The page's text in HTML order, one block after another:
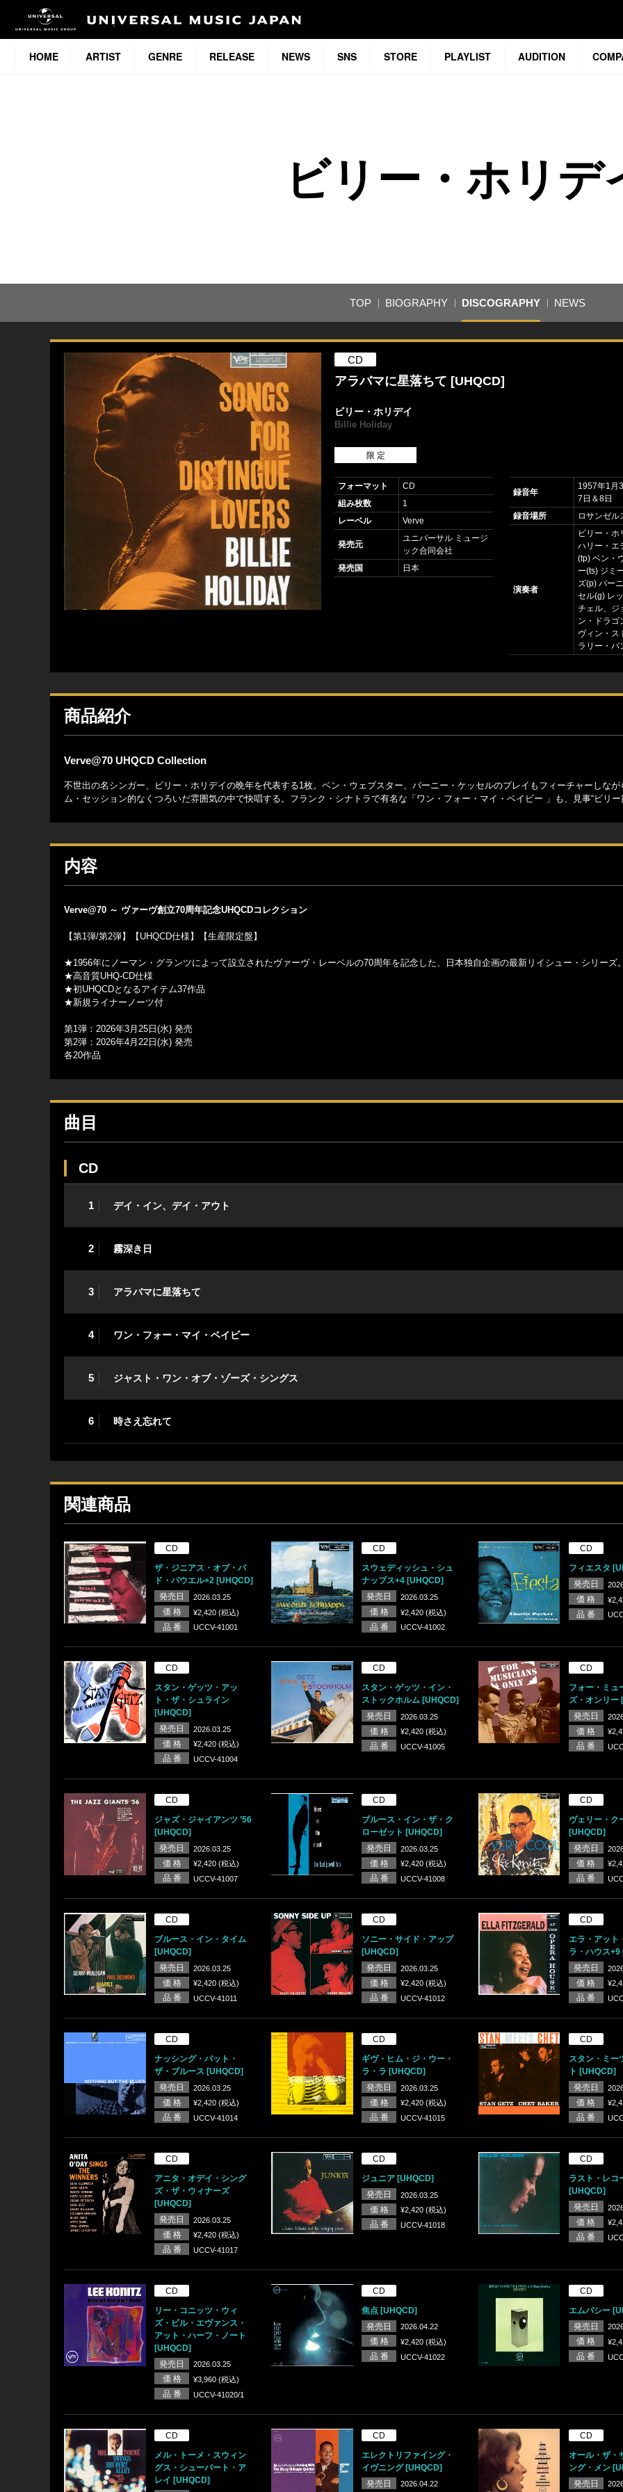
HOME ARTIST GENRE RELEASE NEWS SNS STORE PLAYLIST AUDITION
ビリー・ホリデ
TOP BIOGRAPHY DISCOGRAPHY NEWS
CD
アラバマに星落ちて [UHQCD]
ビリー・ホリデイ
Billie Holiday
限 定
フォーマット
CD
組み枚数
1
レーベル
Verve
発売元
ユニバーサル ミュージ
ック合同会社
発売国
日本
録音年
1957年1月
7日＆8日
録音場所
ロサンゼル
演奏者
ビリー・ホ
ハリー・エ
(tp) ベン・
ー(ts) ジミ
ズ(p) バー
セル(g) レ
チェル、ジ
ン・ドラゴ
ヴィン・ス
ラリー・バ
商品紹介
Verve@70 UHQCD Collection
不世出の名シンガー、ビリー・ホリデイの晩年を代表する1枚。ベン・ウェブスター、バーニー・ケッセルのプレイもフィーチャーしなが
ム・セッション的なくつろいだ雰囲気の中で快唱する。フランク・シナトラで有名な「ワン・フォー・マイ・ベイビー 」も、見事“ビリー
内容
Verve@70 ～ ヴァーヴ創立70周年記念UHQCDコレクション
【第1弾/第2弾】【UHQCD仕様】【生産限定盤】
★1956年にノーマン・グランツによって設立されたヴァーヴ・レーベルの70周年を記念した、日本独自企画の最新リイシュー・シリーズ
★高音質UHQ-CD仕様
★初UHQCDとなるアイテム37作品
★新規ライナーノーツ付
第1弾：2026年3月25日(水) 発売
第2弾：2026年4月22日(水) 発売
各20作品
曲目
CD
1 デイ・イン、デイ・アウト
2 霧深き日
3 アラバマに星落ちて
4 ワン・フォー・マイ・ベイビー
5 ジャスト・ワン・オブ・ゾーズ・シングス
6 時さえ忘れて
関連商品
CD
ザ・ジニアス・オブ・バ
ド・パウエル+2 [UHQCD]
発売日
2026.03.25
価 格 ¥2,420 (税込)
品 番 UCCV-41001
CD
スウェディッシュ・シュ
ナップス+4 [UHQCD]
発売日
2026.03.25
価 格 ¥2,420 (税込)
品 番 UCCV-41002
CD
フィエスタ
発売日
価 格
品 番
CD
スタン・ゲッツ・アッ
ト・ザ・シュライン
[UHQCD]
発売日
2026.03.25
価 格 ¥2,420 (税込)
品 番 UCCV-41004
CD
スタン・ゲッツ・イン・
ストックホルム [UHQCD]
発売日
2026.03.25
価 格 ¥2,420 (税込)
品 番 UCCV-41005
CD
フォー・ミュ
ズ・オンリー
発売日
価 格
品 番
CD
ジャズ・ジャイアンツ ’56
[UHQCD]
発売日
2026.03.25
価 格 ¥2,420 (税込)
品 番 UCCV-41007
CD
ブルース・イン・ザ・ク
ローゼット [UHQCD]
発売日
2026.03.25
価 格 ¥2,420 (税込)
品 番 UCCV-41008
CD
ヴェリー・ク
[UHQCD]
発売日
価 格
品 番
CD
ブルース・イン・タイム
[UHQCD]
発売日
2026.03.25
価 格 ¥2,420 (税込)
品 番 UCCV-41011
CD
ソニー・サイド・アップ
[UHQCD]
発売日
2026.03.25
価 格 ¥2,420 (税込)
品 番 UCCV-41012
CD
エラ・アット
ラ・ハウス
発売日
価 格
品 番
CD
ナッシング・バット・
ザ・ブルース [UHQCD]
発売日
2026.03.25
価 格 ¥2,420 (税込)
品 番 UCCV-41014
CD
ギヴ・ヒム・ジ・ウー・
ラ・ラ [UHQCD]
発売日
2026.03.25
価 格 ¥2,420 (税込)
品 番 UCCV-41015
CD
スタン・ミー
ト [UHQCD]
発売日
価 格
品 番
CD
アニタ・オデイ・シング
ズ・ザ・ウィナーズ
[UHQCD]
発売日
2026.03.25
価 格 ¥2,420 (税込)
品 番 UCCV-41017
CD
ジュニア [UHQCD]
発売日
2026.03.25
価 格 ¥2,420 (税込)
品 番 UCCV-41018
CD
ラスト・レコ
[UHQCD]
発売日
価 格
品 番
CD
リー・コニッツ・ウィ
ズ・ビル・エヴァンス・
アット・ハーフ・ノート
[UHQCD]
発売日
2026.03.25
価 格 ¥3,960 (税込)
品 番 UCCV-41020/1
CD
焦点 [UHQCD]
発売日
2026.04.22
価 格 ¥2,420 (税込)
品 番 UCCV-41022
CD
エムパシー
発売日
価 格
品 番
CD
メル・トーメ・スウィン
グス・シューバート・ア
レイ [UHQCD]
CD
エレクトリファイング・
イヴニング [UHQCD]
発売日
2026.04.22
CD
オール・ザ・
ング・メン
発売日